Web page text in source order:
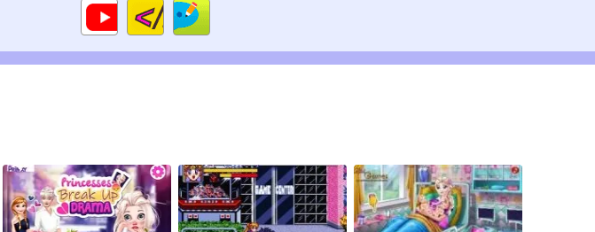
Code
HTML
Gameplays